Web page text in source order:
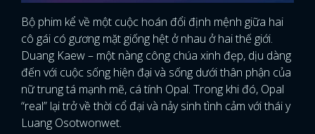
Bộ phim kể về một cuộc hoán đổi định mệnh giữa hai
cô gái có gương mặt giống hệt ở nhau ở hai thế giới.
Duang Kaew – một nàng công chúa xinh đẹp, dịu dàng
đến với cuộc sống hiện đại và sống dưới thân phận của
nữ trung tá mạnh mẽ, cá tính Opal. Trong khi đó, Opal
“real” lại trở về thời cổ đại và nảy sinh tình cảm với thái y
Luang Osotwonwet.